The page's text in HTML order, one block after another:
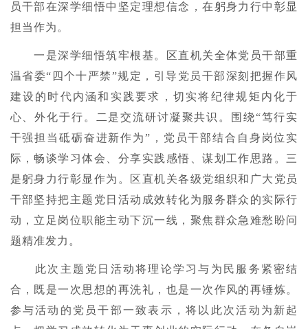
员干部在深学细悟中坚定理想信念，在躬身力行中彰显
担当作为。
一是深学细悟筑牢根基。
区直机关全体党员干部重
温省委“四个十严禁”规定，引导党员干部深刻把握作风
建设的时代内涵和实践要求，切实将纪律规矩内化于
心、外化于行。
二是交流研讨凝聚共识。
围绕“笃行实
干强担当砥砺奋进新作为”，党员干部结合自身岗位实
际，畅谈学习体会、分享实践感悟、谋划工作思路。 三
是躬身力行彰显作为。
区直机关各级党组织和广大党员
干部坚持把主题党日活动成效转化为服务群众的实际行
动，立足岗位职能主动下沉一线，聚焦群众急难愁盼问
题精准发力。
此次主题党日活动将理论学习与为民服务紧密结
合，既是一次思想的再洗礼，也是一次作风的再锤炼。
参与活动的党员干部一致表示，将以此次活动为新起